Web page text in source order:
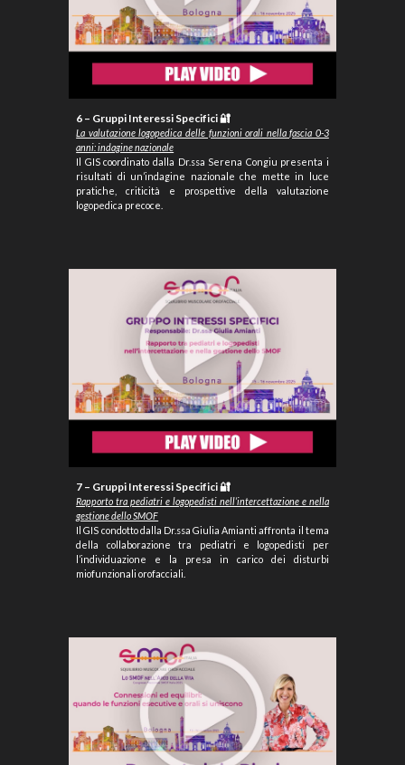
6 – Gruppi Interessi Specifici 🔐
La valutazione logopedica delle funzioni orali nella fascia 0-3
anni: indagine nazionale
Il GIS coordinato dalla Dr.ssa Serena Congiu presenta i
risultati di un’indagine nazionale che mette in luce
pratiche, criticità e prospettive della valutazione
logopedica precoce.
7 – Gruppi Interessi Specifici 🔐
Rapporto tra pediatri e logopedisti nell’intercettazione e nella
gestione dello SMOF
Il GIS condotto dalla Dr.ssa Giulia Amianti affronta il tema
della collaborazione tra pediatri e logopedisti per
l’individuazione e la presa in carico dei disturbi
miofunzionali orofacciali.